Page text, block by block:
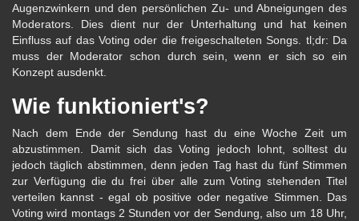
Augenzwinkern und den persönlichen Zu- und Abneigungen des
Moderators. Dies dient nur der Unterhaltung und hat keinen
Einfluss auf das Voting oder die freigeschalteten Songs. tl;dr: Da
muss der Moderator schon durch sein, wenn er sich so ein
Konzept ausdenkt.
Wie funktioniert's?
Nach dem Ende der Sendung hast du eine Woche Zeit um
abzustimmen. Damit sich das Voting jedoch lohnt, solltest du
jedoch täglich abstimmen, denn jeden Tag hast du fünf Stimmen
zur Verfügung die du frei über alle zum Voting stehenden Titel
verteilen kannst - egal ob positive oder negative Stimmen. Das
Voting wird montags 2 Stunden vor der Sendung, also um 18 Uhr,